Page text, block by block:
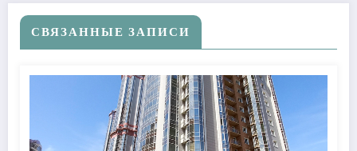
СВЯЗАННЫЕ ЗАПИСИ